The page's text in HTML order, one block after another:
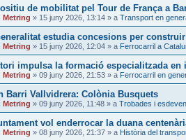
de mobilitat pel Tour de França a
Metring » 15 juny 2026, 13:14 » a Transport en
estudia concesions per
Metring » 15 juny 2026, 12:04 » a Ferrocarril a
impulsa la formació especialitzada en
Metring » 09 juny 2026, 21:53 » a Ferrocarril en
Barri Vallvidrera: Colònia Busquets
Metring » 09 juny 2026, 11:48 » a Trobades i
vol enderrocar la duana
Metring » 08 juny 2026, 21:37 » a Història del